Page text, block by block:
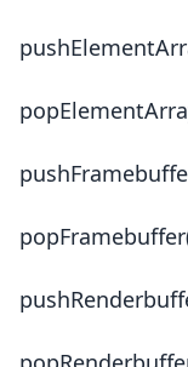
popFramebuffer